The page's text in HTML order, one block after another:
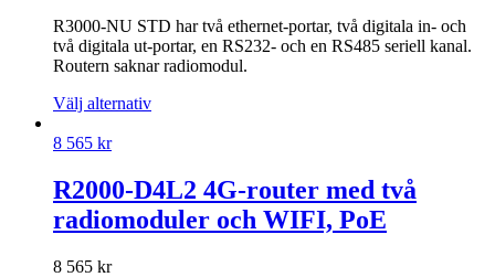
R3000-NU STD har två ethernet-portar, två digitala in- och
två digitala ut-portar, en RS232- och en RS485 seriell kanal.
Routern saknar radiomodul.
Välj alternativ
8 565 kr
R2000-D4L2 4G-router med två
radiomoduler och WIFI, PoE
8 565 kr